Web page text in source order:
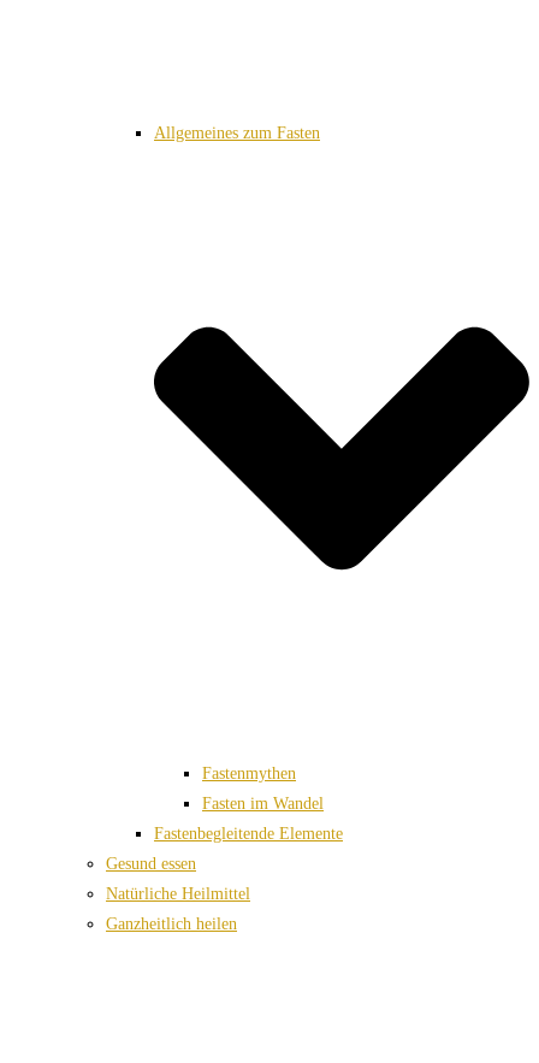
Allgemeines zum Fasten
Fastenmythen
Fasten im Wandel
Fastenbegleitende Elemente
Gesund essen
Natürliche Heilmittel
Ganzheitlich heilen